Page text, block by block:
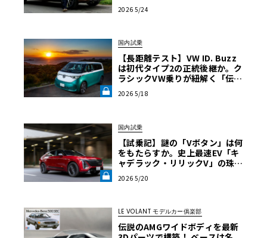
2026 5/24
国内試乗
【長距離テスト】VW ID. Buzz
は初代タイプ2の正統後継か。ク
ラシックVW乗りが紐解く「伝統
のリアル」《LE VOLANT LA
2026 5/18
国内試乗
【試乗記】謎の「Vボタン」は何
をもたらすか。史上最速EV「キ
ャデラック・リリックV」の珠玉
ANT LAB》
2026 5/20
LE VOLANT モデルカー俱楽部
伝説のAMGワイドボディを最新